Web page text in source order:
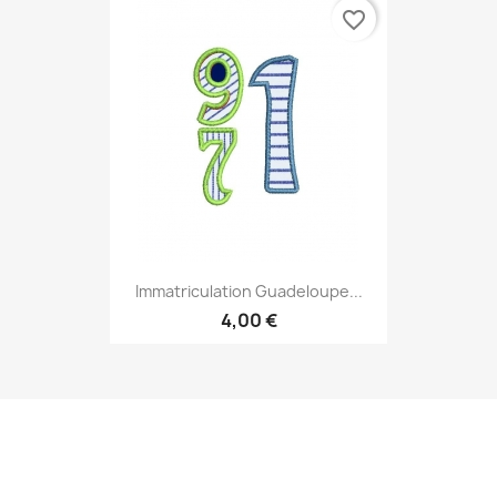
Immatriculation Guadeloupe...
4,00 €
favorite_border